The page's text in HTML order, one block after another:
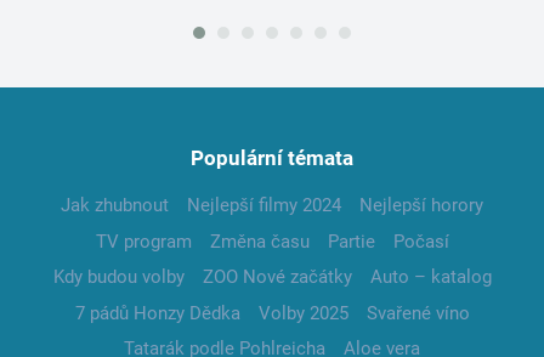
Populární témata
Jak zhubnout Nejlepší filmy 2024
Nejlepší horory
TV program
Změna času Partie
Počasí
Kdy budou volby
ZOO Nové začátky
Auto – katalog
7 pádů Honzy Dědka
Volby 2025
Svařené víno
Tatarák podle Pohlreicha
Aloe vera